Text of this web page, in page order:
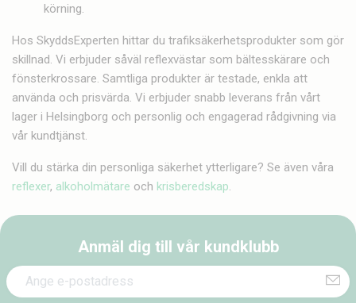
körning.
Hos SkyddsExperten hittar du trafiksäkerhetsprodukter som gör
skillnad. Vi erbjuder såväl reflexvästar som bältesskärare och
fönsterkrossare. Samtliga produkter är testade, enkla att
använda och prisvärda. Vi erbjuder snabb leverans från vårt
lager i Helsingborg och personlig och engagerad rådgivning via
vår kundtjänst.
Vill du stärka din personliga säkerhet ytterligare? Se även våra
reflexer, alkoholmätare och krisberedskap.
Anmäl dig till vår kundklubb